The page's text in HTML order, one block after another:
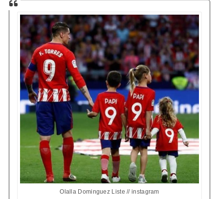
Olalla Dominguez Liste // instagram